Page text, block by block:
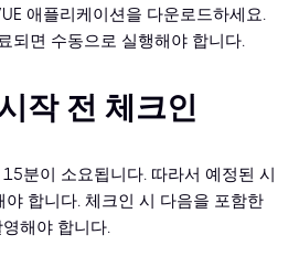
애플리케이션을 다운로드하세요.
되면 수동으로 실행해야 합니다.
작 전 체크인
분이 소요됩니다. 따라서 예정된 시
합니다. 체크인 시 다음을 포함한
해야 합니다.